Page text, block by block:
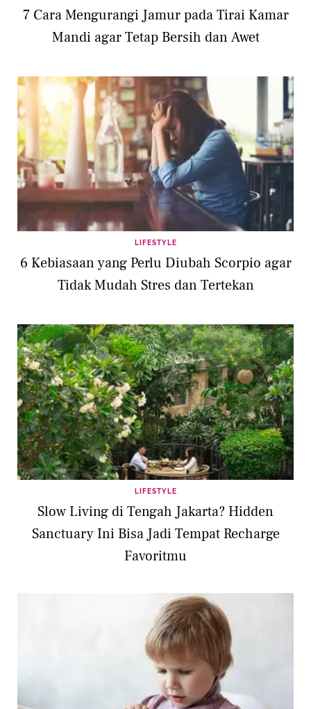
7 Cara Mengurangi Jamur pada Tirai Kamar
Mandi agar Tetap Bersih dan Awet
LIFESTYLE
6 Kebiasaan yang Perlu Diubah Scorpio agar
Tidak Mudah Stres dan Tertekan
LIFESTYLE
Slow Living di Tengah Jakarta? Hidden
Sanctuary Ini Bisa Jadi Tempat Recharge
Favoritmu